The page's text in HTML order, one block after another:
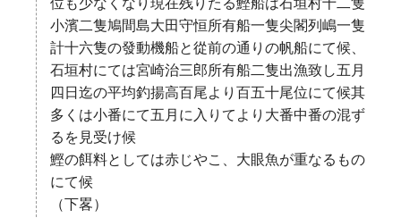
小濱二隻鳩間島大田守恒所有船一隻尖閣列嶋一隻
計十六隻の發動機船と從前の通りの帆船にて候、
石垣村にては宮崎治三郎所有船二隻出漁致し五月
四日迄の平均釣揚高百尾より百五十尾位にて候其
多くは小番にて五月に入りてより大番中番の混ず
るを見受け候
鰹の餌料としては赤じやこ、大眼魚が重なるもの
にて候
（下畧）